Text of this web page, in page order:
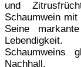
und
Schaumwein
Seine
Schaumweins
Nachhall.